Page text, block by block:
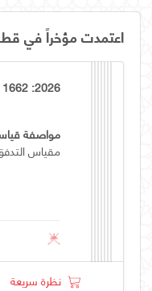
اعتمدت مؤخراً في
:2026
مواصفة
مقياس
نظرة سريعة